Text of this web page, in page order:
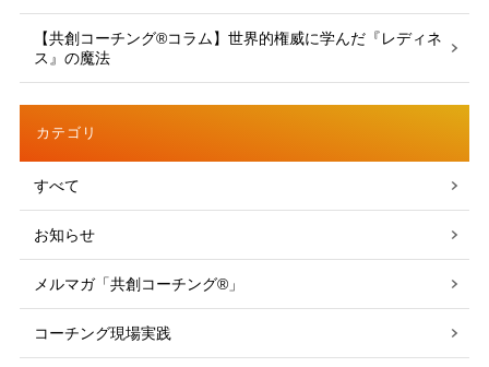
【共創コーチング®︎コラム】世界的権威に学んだ『レディネ
ス』の魔法
カテゴリ
すべて
お知らせ
メルマガ「共創コーチング®」
コーチング現場実践